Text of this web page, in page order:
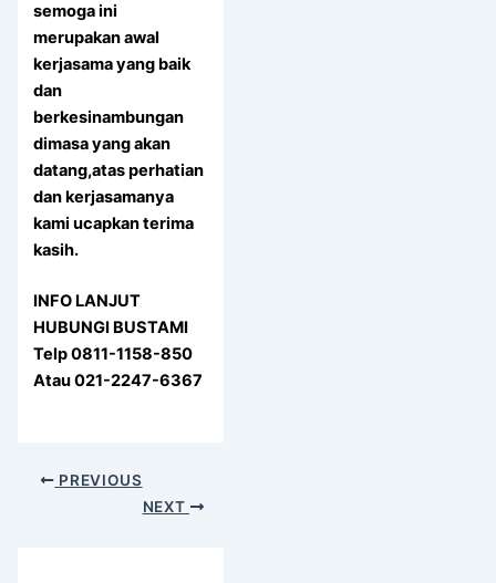
semoga ini
merupakan awal
kerjasama yang baik
dan
berkesinambungan
dimasa yang akan
datang,atas perhatian
dan kerjasamanya
kami ucapkan terima
kasih.
INFO LANJUT
HUBUNGI BUSTAMI
Telp 0811-1158-850
Atau 021-2247-6367
PREVIOUS
NEXT